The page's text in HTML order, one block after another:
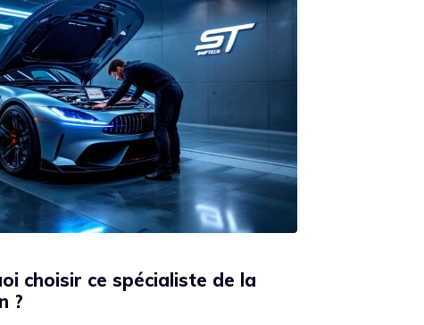
choisir ce spécialiste de la
?